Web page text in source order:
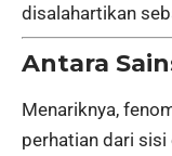
disalahartikan
Antara
Menariknya,
perhatian dari